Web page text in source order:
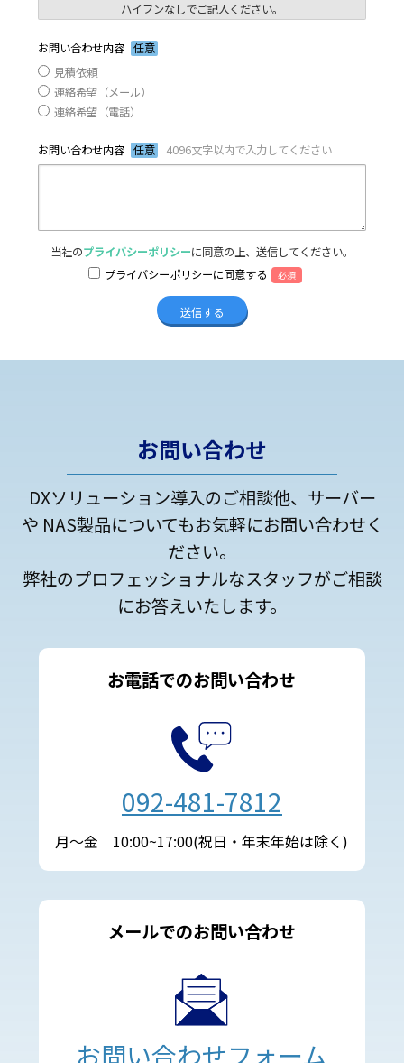
ハイフンなしでご記入ください。
お問い合わせ内容 任意
見積依頼
連絡希望（メール）
連絡希望（電話）
お問い合わせ内容 任意 4096文字以内で入力してください
当社のプライバシーポリシーに同意の上、送信してください。
プライバシーポリシーに同意する
必須
お問い合わせ
DXソリューション導入のご相談他、サーバー
や NAS製品についてもお気軽にお問い合わせく
ださい。
弊社のプロフェッショナルなスタッフがご相談
にお答えいたします。
お電話でのお問い合わせ
092-481-7812
月～金 10:00~17:00(祝日・年末年始は除く)
メールでのお問い合わせ
お問い合わせフォーム